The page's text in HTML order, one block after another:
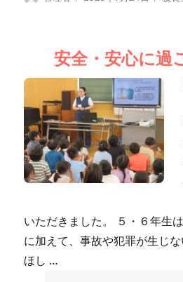
ー
安全・安心に過
いただきました。 ５・６年生
に加えて、事故や犯罪が生じ
ほし …